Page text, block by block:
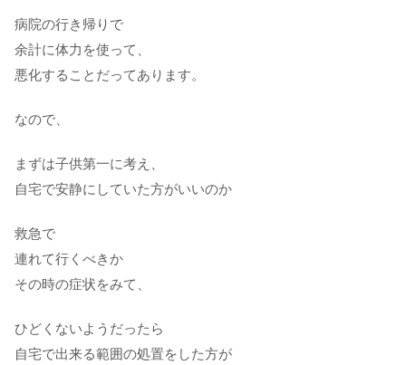
病院の行き帰りで
余計に体力を使って、
悪化することだってあります。
なので、
まずは子供第一に考え、
自宅で安静にしていた方がいいのか
救急で
連れて行くべきか
その時の症状をみて、
ひどくないようだったら
自宅で出来る範囲の処置をした方が